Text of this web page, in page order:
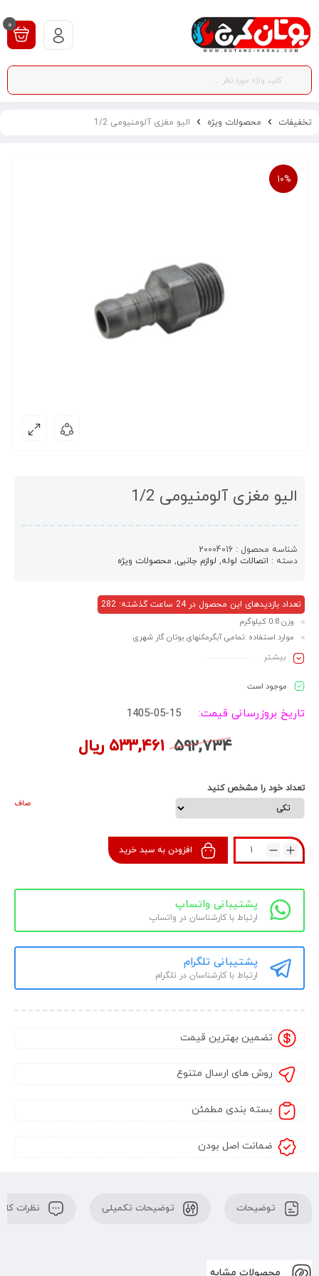
0
تخفیفات محصولات ویژه الیو مغزی آلومنیومی 1/2
10%
الیو مغزی آلومنیومی 1/2
شناسه محصول : 20004016
دسته : اتصالات لوله, لوازم جانبی, محصولات ویژه
تعداد بازدیدهای این محصول در 24 ساعت گذشته: 282
وزن 0.8 کیلوگرم
موارد استفاده :تمامی آبگرمکنهای بوتان گار شهری
جنس بدنه : آلومینیوم
نحوه فروش: بسته بندی 20 تایی, تکی
بیشـتر
موجود است
تاریخ بروزرسانی قیمت: 1405-05-15
۵۹۲,۷۳۴ ۵۳۳,۴۶۱ ریال
تعداد خود را مشخص کنید
صاف
افزودن به سبد خرید
پشتیبانی واتساپ
ارتباط با کارشناسان در واتساپ
پشتیبانی تلگرام
ارتباط با کارشناسان در تلگرام
تضمین بهترین قیمت
روش های ارسال متنوع
بسته بندی مطمئن
ضمانت اصل بودن
توضیحات توضیحات تکمیلی نظرات
محصولات مشابه